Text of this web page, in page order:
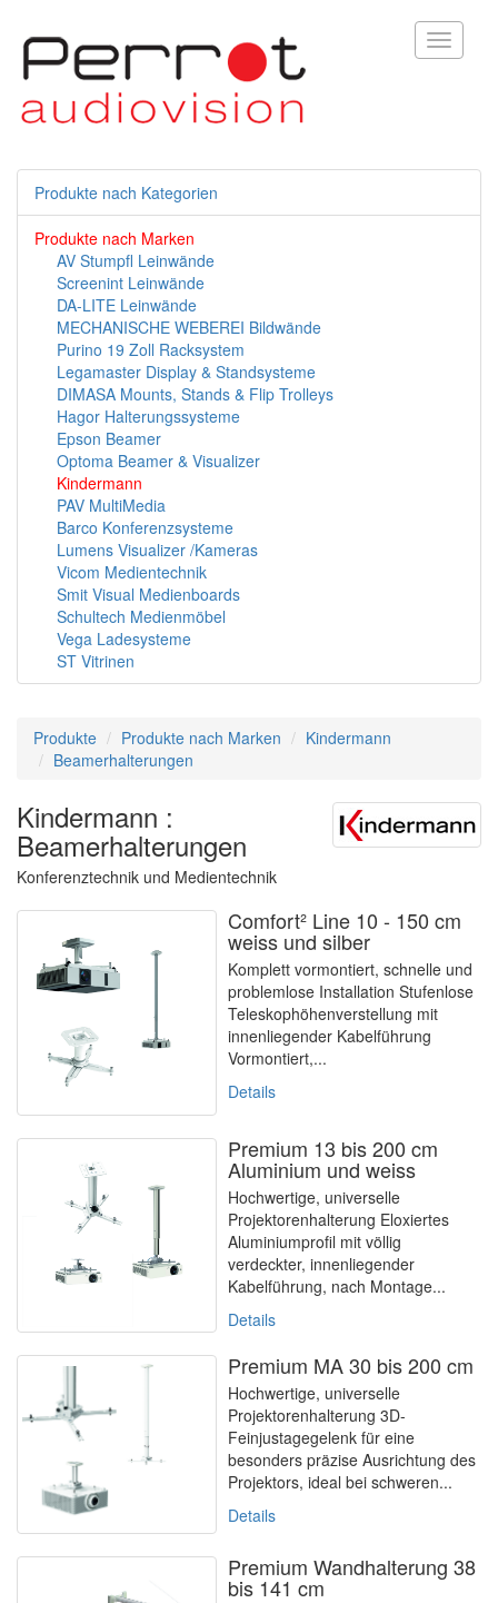
Toggle
Produkte nach Kategorien
Produkte nach Marken
AV Stumpfl Leinwände
Screenint Leinwände
DA-LITE Leinwände
MECHANISCHE WEBEREI Bildwände
Purino 19 Zoll Racksystem
Legamaster Display & Standsysteme
DIMASA Mounts, Stands & Flip Trolleys
Hagor Halterungssysteme
Epson Beamer
Optoma Beamer & Visualizer
Kindermann
PAV MultiMedia
Barco Konferenzsysteme
Lumens Visualizer /Kameras
Vicom Medientechnik
Smit Visual Medienboards
Schultech Medienmöbel
Vega Ladesysteme
ST Vitrinen
Produkte Produkte nach Marken
Kindermann
Beamerhalterungen
Kindermann :
Beamerhalterungen
Konferenztechnik und Medientechnik
Comfort² Line 10 - 150 cm
weiss und silber
Komplett vormontiert, schnelle und
problemlose Installation Stufenlose
Teleskophöhenverstellung mit
innenliegender Kabelführung
Vormontiert,...
Details
Premium 13 bis 200 cm
Aluminium und weiss
Hochwertige, universelle
Projektorenhalterung Eloxiertes
Aluminiumprofil mit völlig
verdeckter, innenliegender
Kabelführung, nach Montage...
Details
Premium MA 30 bis 200 cm
Hochwertige, universelle
Projektorenhalterung 3D-
Feinjustagegelenk für eine
besonders präzise Ausrichtung des
Projektors, ideal bei schweren...
Details
Premium Wandhalterung 38
bis 141 cm